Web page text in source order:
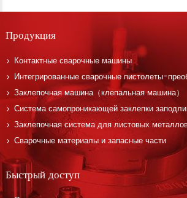
Продукция
Контактные сварочные машины
Интегрированные сварочные пистолеты-
Заклепочная машина（клепальная машина）
Система самопроникающей заклепки
Заклепочная система для листовых
Сварочные материалы и запасные части
Быстрый доступ